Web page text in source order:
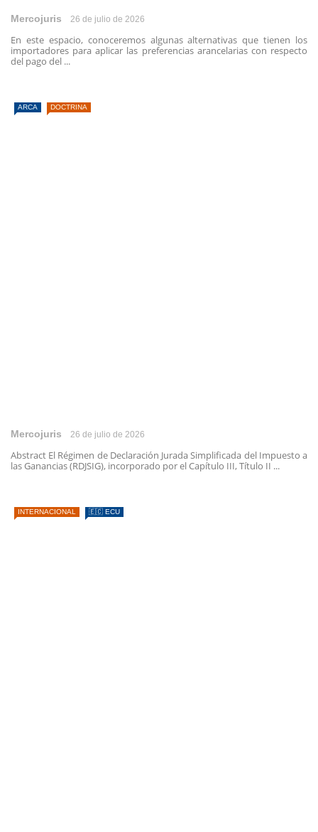
Mercojuris 26 de julio de 2026
En este espacio, conoceremos algunas alternativas que tienen los
importadores para aplicar las preferencias arancelarias con respecto
del pago del ...
ARCA DOCTRINA
Mercojuris 26 de julio de 2026
Abstract El Régimen de Declaración Jurada Simplificada del Impuesto a
las Ganancias (RDJSIG), incorporado por el Capítulo III, Título II ...
INTERNACIONAL 🇪🇨 ECU